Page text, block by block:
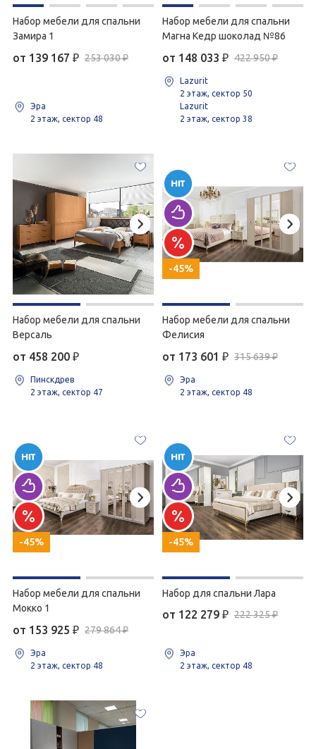
Набор мебели для спальни
Замира 1
от 139 167 ₽ 253 030 ₽
Эра
2 этаж, сектор 48
Набор мебели для спальни
Магна Кедр шоколад №86
от 148 033 ₽ 422 950 ₽
Lazurit
2 этаж, сектор 50
Lazurit
2 этаж, сектор 38
Набор мебели для спальни
Версаль
от 458 200 ₽
Пинскдрев
2 этаж, сектор 47
-45%
Набор мебели для спальни
Фелисия
от 173 601 ₽ 315 639 ₽
Эра
2 этаж, сектор 48
-45%
Набор мебели для спальни
Мокко 1
от 153 925 ₽ 279 864 ₽
Эра
2 этаж, сектор 48
-45%
Набор для спальни Лара
от 122 279 ₽ 222 325 ₽
Эра
2 этаж, сектор 48